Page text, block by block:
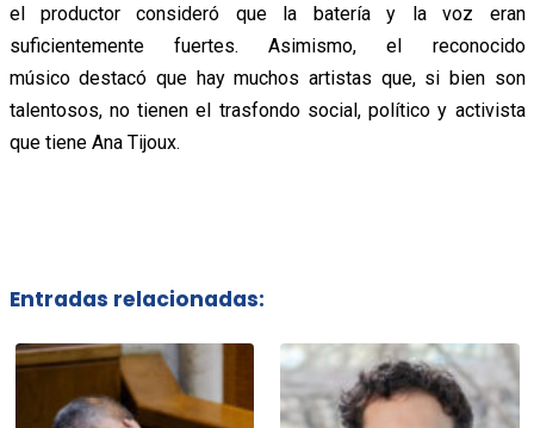
el productor consideró que la batería y la voz eran
suficientemente fuertes. Asimismo, el reconocido
músico destacó que hay muchos artistas que, si bien son
talentosos, no tienen el trasfondo social, político y activista
que tiene Ana Tijoux.
Entradas relacionadas: